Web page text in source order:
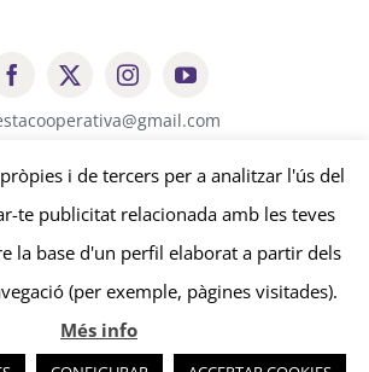
Aresta Cooperativa |Avís legal-Política de
de cookies edissenys sonosmedia
i de tercers per a analitzar l'ús del
te publicitat relacionada amb les teves
la base d'un perfil elaborat a partir dels
(per exemple, pàgines visitades).
Més info